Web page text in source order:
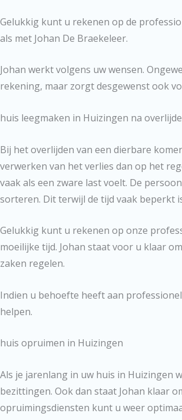
Gelukkig kunt u rekenen op de
als met Johan De Braekeleer.
Johan werkt volgens uw wensen.
rekening, maar zorgt desgewenst ook
huis leegmaken in Huizingen na
Bij het overlijden van een dierbare
verwerken van het verlies dan op het
vaak als een zware last voelt. De
sorteren. Dit terwijl de tijd vaak beperkt
Gelukkig kunt u rekenen op onze
moeilijke tijd. Johan staat voor u klaar
zaken regelen.
Indien u behoefte heeft aan
helpen.
huis opruimen in Huizingen
Als je jarenlang in uw huis in Huizingen
bezittingen. Ook dan staat Johan klaar
opruimingsdiensten kunt u weer